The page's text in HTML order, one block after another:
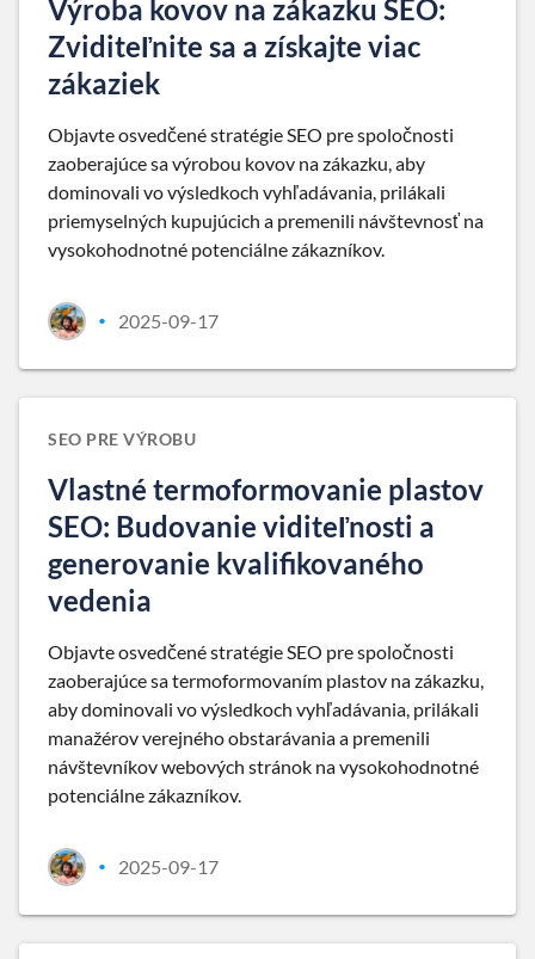
Výroba kovov na zákazku SEO:
Zviditeľnite sa a získajte viac
zákaziek
Objavte osvedčené stratégie SEO pre spoločnosti
zaoberajúce sa výrobou kovov na zákazku, aby
dominovali vo výsledkoch vyhľadávania, prilákali
priemyselných kupujúcich a premenili návštevnosť na
vysokohodnotné potenciálne zákazníkov.
• 2025-09-17
SEO PRE VÝROBU
Vlastné termoformovanie plastov
SEO: Budovanie viditeľnosti a
generovanie kvalifikovaného
vedenia
Objavte osvedčené stratégie SEO pre spoločnosti
zaoberajúce sa termoformovaním plastov na zákazku,
aby dominovali vo výsledkoch vyhľadávania, prilákali
manažérov verejného obstarávania a premenili
návštevníkov webových stránok na vysokohodnotné
potenciálne zákazníkov.
• 2025-09-17